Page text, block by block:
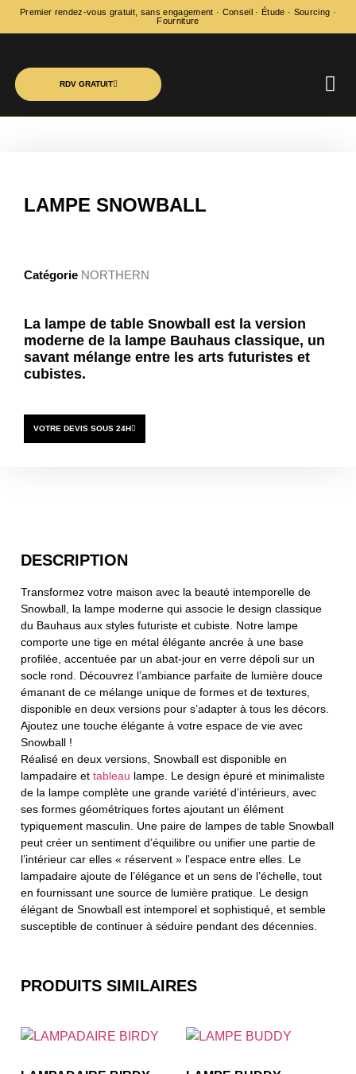
Premier rendez-vous gratuit, sans engagement · Conseil · Étude · Sourcing ·
Fourniture
RDV GRATUIT
LAMPE SNOWBALL
Catégorie NORTHERN
La lampe de table Snowball est la version
moderne de la lampe Bauhaus classique, un
savant mélange entre les arts futuristes et
cubistes.
VOTRE DEVIS SOUS 24H
DESCRIPTION
Transformez votre maison avec la beauté intemporelle de
Snowball, la lampe moderne qui associe le design classique
du Bauhaus aux styles futuriste et cubiste. Notre lampe
comporte une tige en métal élégante ancrée à une base
profilée, accentuée par un abat-jour en verre dépoli sur un
socle rond. Découvrez l’ambiance parfaite de lumière douce
émanant de ce mélange unique de formes et de textures,
disponible en deux versions pour s’adapter à tous les décors.
Ajoutez une touche élégante à votre espace de vie avec
Snowball !
Réalisé en deux versions, Snowball est disponible en
lampadaire et tableau lampe. Le design épuré et minimaliste
de la lampe complète une grande variété d’intérieurs, avec
ses formes géométriques fortes ajoutant un élément
typiquement masculin. Une paire de lampes de table Snowball
peut créer un sentiment d’équilibre ou unifier une partie de
l’intérieur car elles « réservent » l’espace entre elles. Le
lampadaire ajoute de l’élégance et un sens de l’échelle, tout
en fournissant une source de lumière pratique. Le design
élégant de Snowball est intemporel et sophistiqué, et semble
susceptible de continuer à séduire pendant des décennies.
PRODUITS SIMILAIRES